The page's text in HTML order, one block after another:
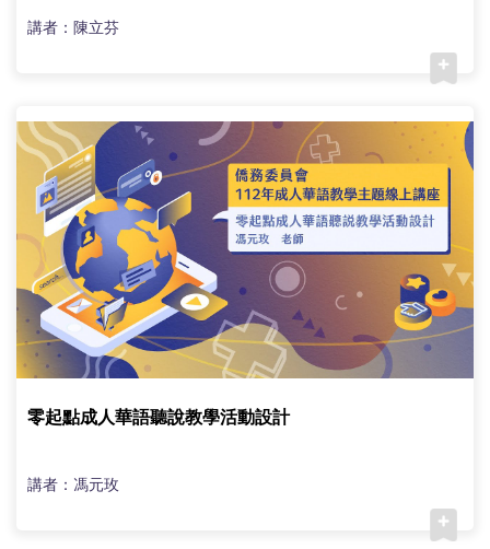
講者：陳立芬
零起點成人華語聽說教學活動設計
講者：馮元玫